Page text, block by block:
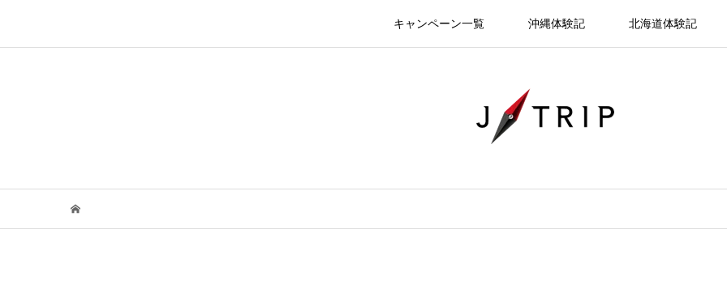
キャンペーン一覧 沖縄体験記 北海道体験記